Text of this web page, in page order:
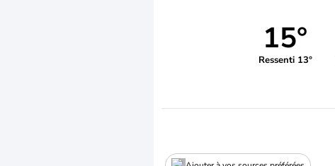
15°
Ressenti 13°